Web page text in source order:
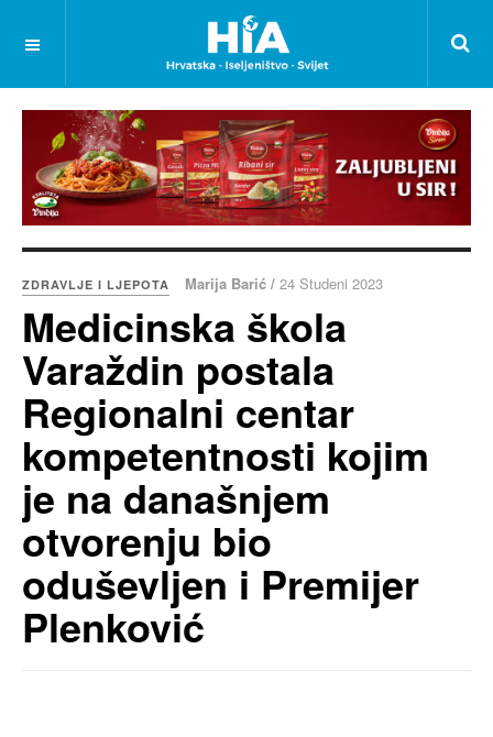
ZDRAVLJE I LJEPOTA Marija Barić / 24 Studeni 2023
Medicinska škola
Varaždin postala
Regionalni centar
kompetentnosti kojim
je na današnjem
otvorenju bio
oduševljen i Premijer
Plenković